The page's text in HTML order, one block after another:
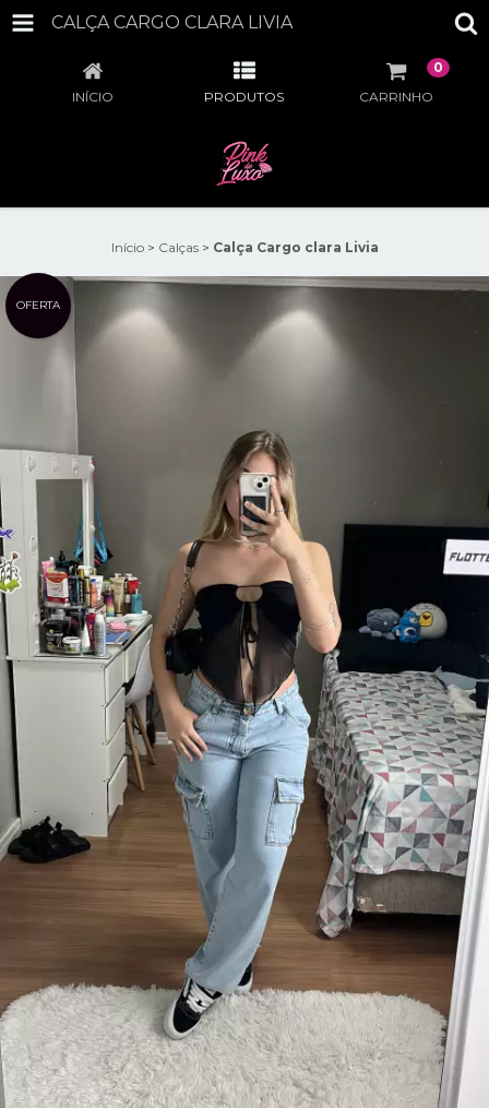
CALÇA CARGO CLARA LIVIA
INÍCIO PRODUTOS CARRINHO
0
Início > Calças > Calça Cargo clara Livia
OFERTA